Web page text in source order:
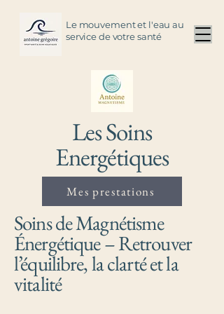
Le mouvement et l'eau au
service de votre santé
Les Soins
Energétiques
Mes prestations
Soins de Magnétisme
Énergétique – Retrouver
l’équilibre, la clarté et la
vitalité